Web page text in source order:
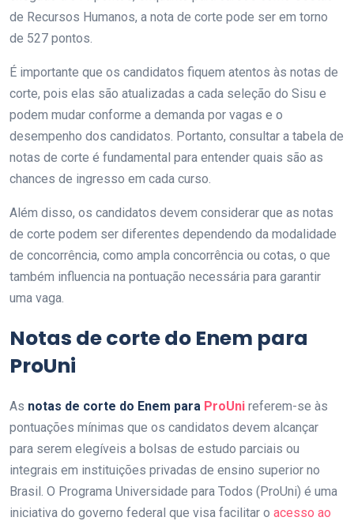
de Recursos Humanos, a nota de corte pode ser em torno
de 527 pontos.
É importante que os candidatos fiquem atentos às notas de
corte, pois elas são atualizadas a cada seleção do Sisu e
podem mudar conforme a demanda por vagas e o
desempenho dos candidatos. Portanto, consultar a tabela de
notas de corte é fundamental para entender quais são as
chances de ingresso em cada curso.
Além disso, os candidatos devem considerar que as notas
de corte podem ser diferentes dependendo da modalidade
de concorrência, como ampla concorrência ou cotas, o que
também influencia na pontuação necessária para garantir
uma vaga.
Notas de corte do Enem para
ProUni
As notas de corte do Enem para ProUni referem-se às
pontuações mínimas que os candidatos devem alcançar
para serem elegíveis a bolsas de estudo parciais ou
integrais em instituições privadas de ensino superior no
Brasil. O Programa Universidade para Todos (ProUni) é uma
iniciativa do governo federal que visa facilitar o acesso ao